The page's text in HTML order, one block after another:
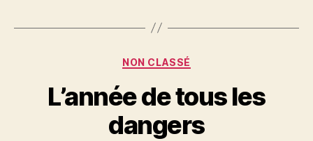
Catégories
NON CLASSÉ
L’année de tous les
dangers